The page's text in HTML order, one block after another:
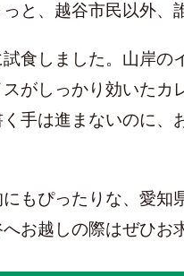
と、越谷市民以外、
食しました。山岸の
がしっかり効いたカ
手は進まないのに、
もぴったりな、愛知
お越しの際はぜひお